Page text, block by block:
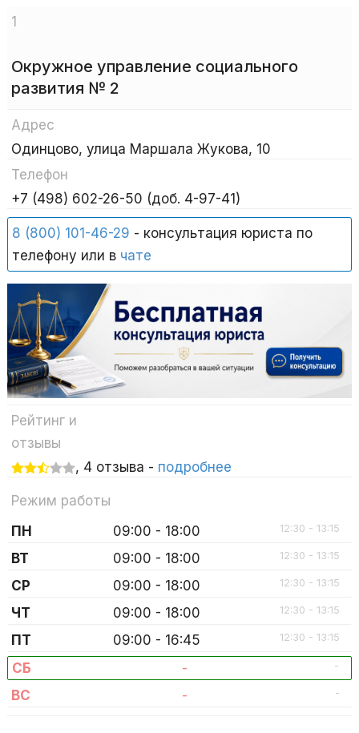
1
Окружное управление социального
развития № 2
Адрес
Одинцово, улица Маршала Жукова, 10
Телефон
+7 (498) 602-26-50 (доб. 4-97-41)
8 (800) 101-46-29 - консультация юриста по
телефону или в чате
Рейтинг и
отзывы
, 4 отзыва - подробнее
Режим работы
ПН
09:00 - 18:00 12:30 - 13:15
ВТ 09:00 - 18:00 12:30 - 13:15
СР 09:00 - 18:00 12:30 - 13:15
ЧТ 09:00 - 18:00 12:30 - 13:15
ПТ 09:00 - 16:45 12:30 - 13:15
СБ - -
ВС - -